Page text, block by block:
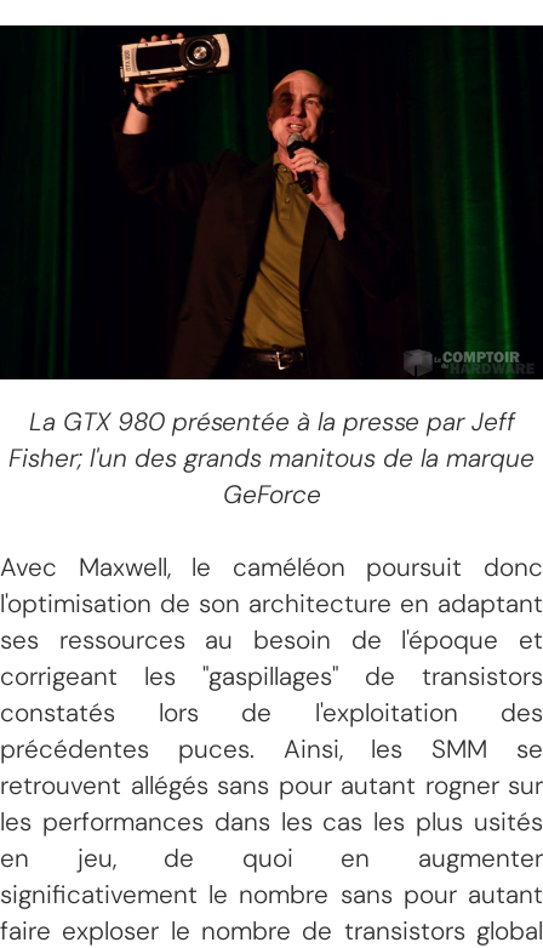
La GTX 980 présentée à la presse par Jeff
Fisher; l'un des grands manitous de la marque
GeForce
Avec Maxwell, le caméléon poursuit donc
l'optimisation de son architecture en adaptant
ses ressources au besoin de l'époque et
corrigeant les "gaspillages" de transistors
constatés lors de l'exploitation des
précédentes puces. Ainsi, les SMM se
retrouvent allégés sans pour autant rogner sur
les performances dans les cas les plus usités
en jeu, de quoi en augmenter
significativement le nombre sans pour autant
faire exploser le nombre de transistors global